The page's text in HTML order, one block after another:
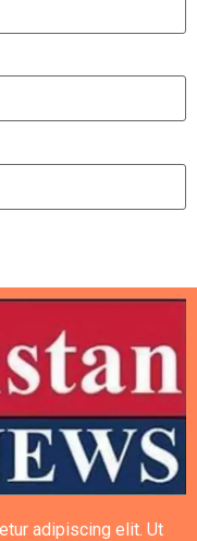
adipiscing elit. Ut